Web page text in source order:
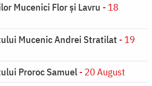
Mucenici Flor şi Lavru - 18
Mucenic Andrei Stratilat - 19
Proroc Samuel- 20 August